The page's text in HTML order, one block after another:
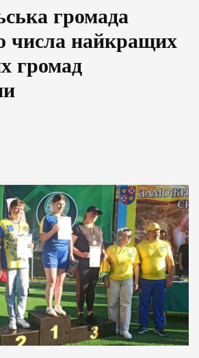
громада
числа найкращих
громад